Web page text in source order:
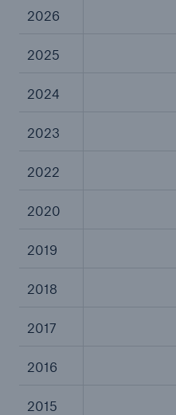
2026
2025
2024
2023
2022
2020
2019
2018
2017
2016
2015